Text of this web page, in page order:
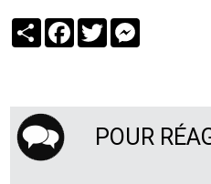
PartagerFacebook
Twitter
POUR